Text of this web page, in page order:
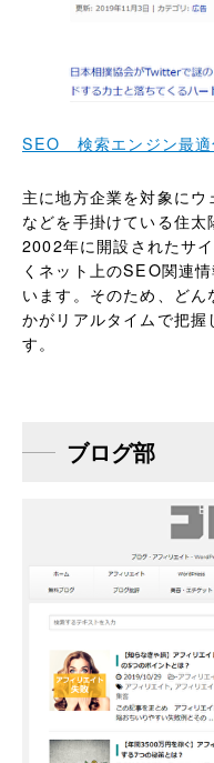
SEO 検索エンジン最適
主に地方企業を対象に
などを手掛けている住太
2002年に開設されたサ
くネット上のSEO関連
います。そのため、ど
かがリアルタイムで把
す。
ブログ部